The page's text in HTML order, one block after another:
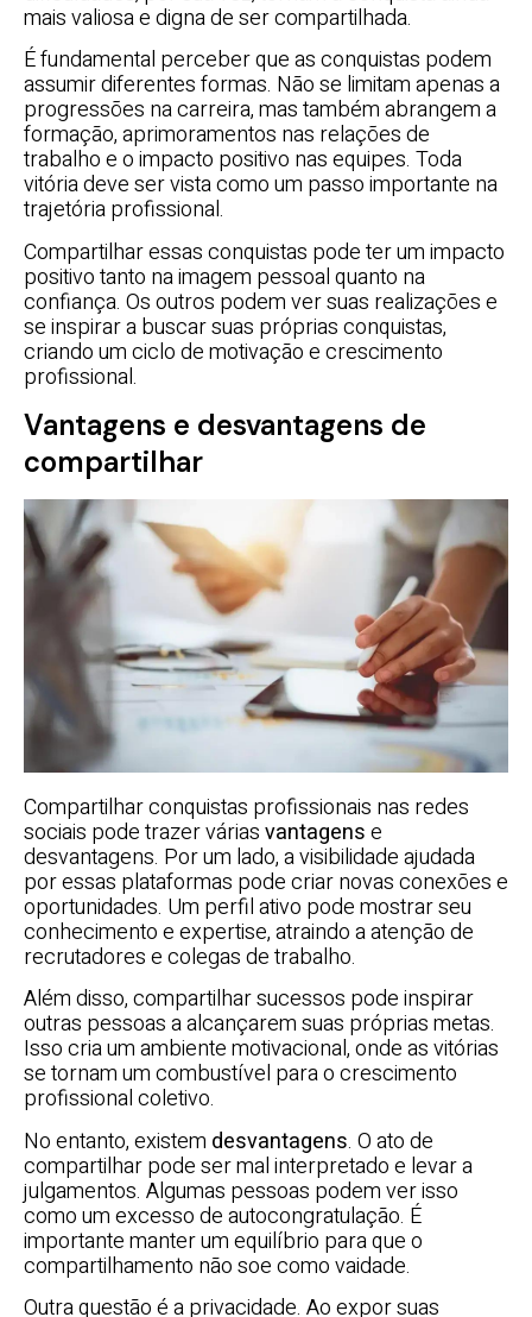
mais valiosa e digna de ser compartilhada.
É fundamental perceber que as conquistas podem
assumir diferentes formas. Não se limitam apenas a
progressões na carreira, mas também abrangem a
formação, aprimoramentos nas relações de
trabalho e o impacto positivo nas equipes. Toda
vitória deve ser vista como um passo importante na
trajetória profissional.
Compartilhar essas conquistas pode ter um impacto
positivo tanto na imagem pessoal quanto na
confiança. Os outros podem ver suas realizações e
se inspirar a buscar suas próprias conquistas,
criando um ciclo de motivação e crescimento
profissional.
Vantagens e desvantagens de
compartilhar
Compartilhar conquistas profissionais nas redes
sociais pode trazer váriasvantagense
desvantagens. Por um lado, a visibilidade ajudada
por essas plataformas pode criar novas conexões e
oportunidades. Um perfil ativo pode mostrar seu
conhecimento e expertise, atraindo a atenção de
recrutadores e colegas de trabalho.
Além disso, compartilhar sucessos pode inspirar
outras pessoas a alcançarem suas próprias metas.
Isso cria um ambiente motivacional, onde as vitórias
se tornam um combustível para o crescimento
profissional coletivo.
No entanto, existem desvantagens. O ato de
compartilhar pode ser mal interpretado e levar a
julgamentos. Algumas pessoas podem ver isso
como um excesso de autocongratulação. É
importante manter um equilíbrio para que o
compartilhamento não soe como vaidade.
Outra questão é a privacidade. Ao expor suas